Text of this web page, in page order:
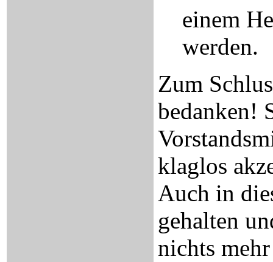
einem
werden.
Zum
bedanken!
klaglos
Auch in
gehalten
nichts